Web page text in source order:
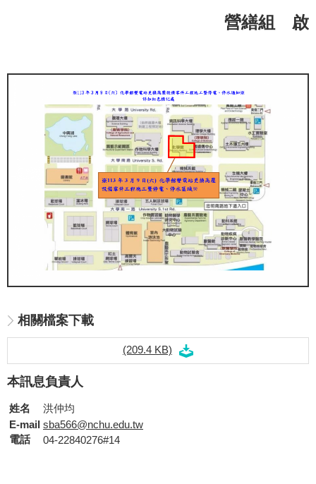
營繕組 啟
相關檔案下載
(209.4 KB)
本訊息負責人
姓名
洪仲均
E-mail sba566@nchu.edu.tw
電話
04-22840276#14